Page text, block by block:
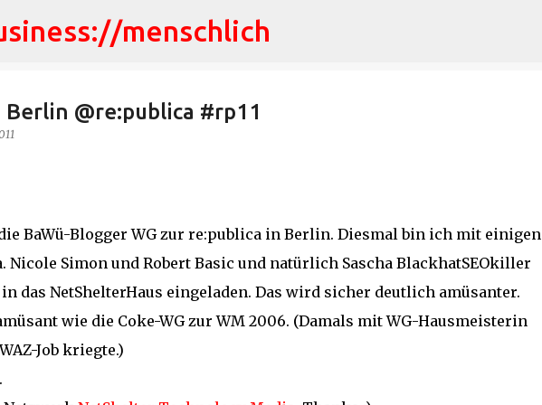
Direkt zum Hauptbereich
menschlich
@re:publica #rp11
BaWü-Blogger WG zur re:publica in Berlin. Diesmal bin ich mit einigen
Nicole Simon und Robert Basic und natürlich Sascha BlackhatSEOkiller
das NetShelterHaus eingeladen. Das wird sicher deutlich amüsanter.
wie die Coke-WG zur WM 2006. (Damals mit WG-Hausmeisterin
Job kriegte.)